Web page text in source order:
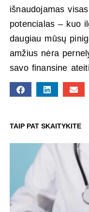
išnaudojamas
potencialas – kuo
daugiau mūsų
amžius nėra
savo finansine
TAIP PAT SKAITYKITE